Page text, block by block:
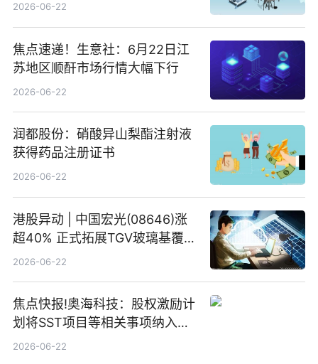
2026-06-22
焦点速递！生意社：6月22日江
苏地区顺酐市场行情大幅下行
2026-06-22
润都股份：硝酸异山梨酯注射液
获得药品注册证书
2026-06-22
港股异动 | 中国宏光(08646)涨
超40% 正式拓展TGV玻璃基覆铜
板新材料业务
2026-06-22
焦点快报!奥海科技：股权激励计
划将SST项目等相关事项纳入专
项业务发展考核指标
2026-06-22